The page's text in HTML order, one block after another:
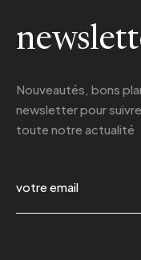
Nouveautés, bons
newsletterpour suivre
toute notre actualité